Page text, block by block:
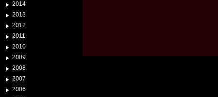
2014
2013
2012
2011
2010
2009
2008
2007
2006